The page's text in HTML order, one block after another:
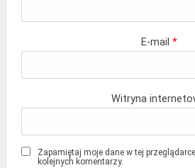
E-mail *
Witryna
Zapamiętaj moje dane w tej
kolejnych komentarzy.